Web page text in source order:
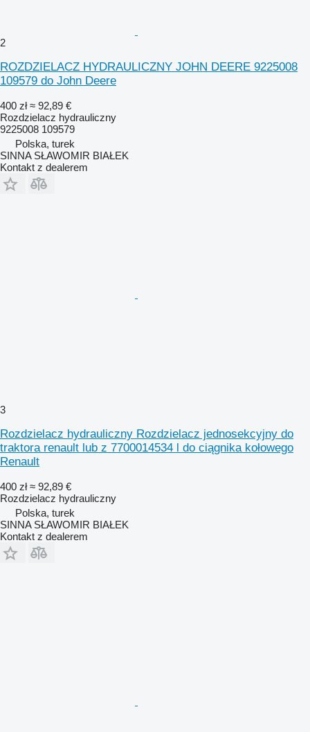
2
ROZDZIELACZ HYDRAULICZNY JOHN DEERE 9225008
109579 do John Deere
400 zł ≈ 92,89 €
Rozdzielacz hydrauliczny
9225008 109579
Polska, turek
SINNA SŁAWOMIR BIAŁEK
Kontakt z dealerem
3
Rozdzielacz hydrauliczny Rozdzielacz jednosekcyjny do
traktora renault lub z 7700014534 l do ciągnika kołowego
Renault
400 zł ≈ 92,89 €
Rozdzielacz hydrauliczny
Polska, turek
SINNA SŁAWOMIR BIAŁEK
Kontakt z dealerem